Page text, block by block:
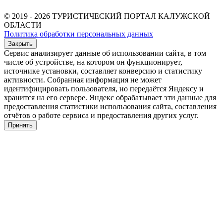
© 2019 - 2026 ТУРИСТИЧЕСКИЙ ПОРТАЛ КАЛУЖСКОЙ
ОБЛАСТИ
Политика обработки персональных данных
Закрыть
Сервис анализирует данные об использовании сайта, в том
числе об устройстве, на котором он функционирует,
источнике установки, составляет конверсию и статистику
активности. Собранная информация не может
идентифицировать пользователя, но передаётся Яндексу и
хранится на его сервере. Яндекс обрабатывает эти данные для
предоставления статистики использования сайта, составления
отчётов о работе сервиса и предоставления других услуг.
Принять